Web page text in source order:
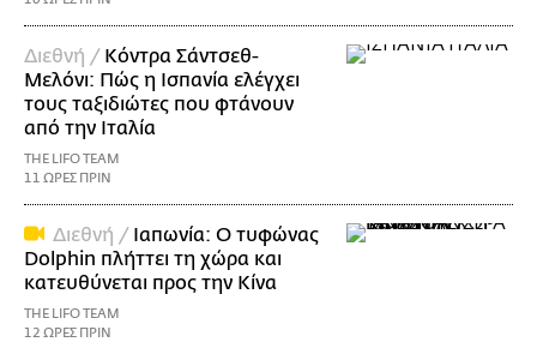
Διεθνή / Κόντρα Σάντσεθ-
Μελόνι: Πώς η Ισπανία ελέγχει
τους ταξιδιώτες που φτάνουν
από την Ιταλία
THE LIFO TEAM
11 ΩΡΕΣ ΠΡΙΝ
Διεθνή / Ιαπωνία: Ο τυφώνας
Dolphin πλήττει τη χώρα και
κατευθύνεται προς την Κίνα
THE LIFO TEAM
12 ΩΡΕΣ ΠΡΙΝ